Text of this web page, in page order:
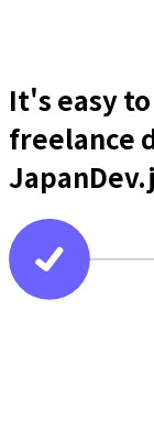
It's easy
freelance